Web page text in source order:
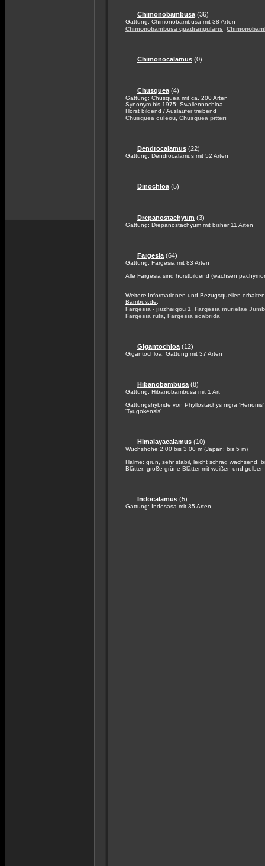
Chimonobambusa (36)
Gattung: Chimonobambusa mit 38 Arten
Chimonobambusa quadrangularis
Chimonocalamus (0)
Chusquea (4)
Gattung: Chusquea mit ca. 200 Arten
Synonym bis 1975: Swallennochloa
Horst bildend / Ausläufer treibend
Chusquea culeou Chusquea pitteri
Dendrocalamus (22)
Gattung: Dendrocalamus mit 52 Arten
Dinochloa (5)
Drepanostachyum (3)
Gattung: Drepanostachyum mit bisher 11 Arten
Fargesia (64)
Gattung: Fargesia mit 83 Arten
Alle Fargesia sind horstbildend (wachsen
Weitere Informationen und Bezugsquellen
Bambus.de
Fargesia - jiuzhaigou 1
Fargesia murielae
Fargesia rufa
Fargesia scabrida
Gigantochloa (12)
Gigantochloa: Gattung mit 37 Arten
Hibanobambusa (8)
Gattung: Hibanobambusa mit 1 Art
Gattungshybride von Phyllostachys nigra
'Tyugokensis'
Himalayacalamus (10)
Wuchshöhe:2,00 bis 3,00 m (Japan: bis 5 m)
Halme: grün, sehr stabil, leicht schräg wachsend,
Blätter: große grüne Blätter mit weißen und gelben
Indocalamus (5)
Gattung: Indosasa mit 35 Arten